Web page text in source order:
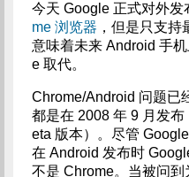
今天 Google 正式对外
me 浏览器 ，但是只支
意味着未来 Android 手
e 取代。
Chrome/Android 问题已
都是在 2008 年 9 月发
eta 版本）。尽管
在 Android 发布时
不是 Chrome。当被问